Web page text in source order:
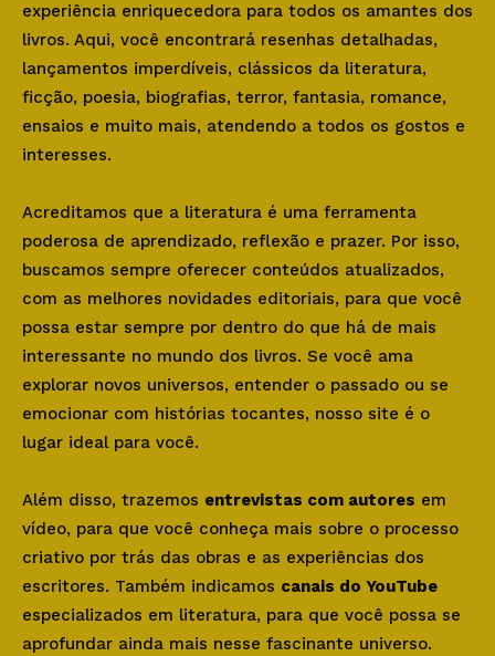
experiência enriquecedora para todos os amantes dos
livros. Aqui, você encontrará resenhas detalhadas,
lançamentos imperdíveis, clássicos da literatura,
ficção, poesia, biografias, terror, fantasia, romance,
ensaios e muito mais, atendendo a todos os gostos e
interesses.
Acreditamos que a literatura é uma ferramenta
poderosa de aprendizado, reflexão e prazer. Por isso,
buscamos sempre oferecer conteúdos atualizados,
com as melhores novidades editoriais, para que você
possa estar sempre por dentro do que há de mais
interessante no mundo dos livros. Se você ama
explorar novos universos, entender o passado ou se
emocionar com histórias tocantes, nosso site é o
lugar ideal para você.
Além disso, trazemos entrevistas com autores em
vídeo, para que você conheça mais sobre o processo
criativo por trás das obras e as experiências dos
escritores. Também indicamos canais do YouTube
especializados em literatura, para que você possa se
aprofundar ainda mais nesse fascinante universo.